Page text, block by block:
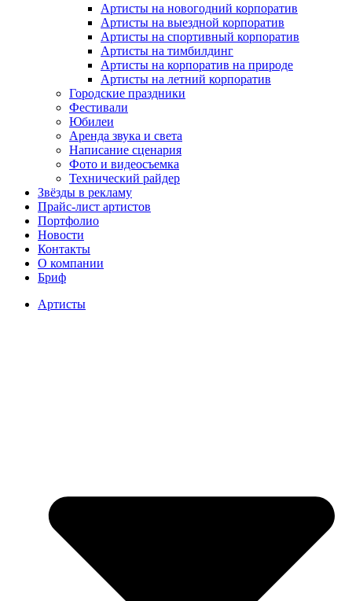
Артисты на новогодний корпоратив
Артисты на выездной корпоратив
Артисты на спортивный корпоратив
Артисты на тимбилдинг
Артисты на корпоратив на природе
Артисты на летний корпоратив
Городские праздники
Фестивали
Юбилеи
Аренда звука и света
Написание сценария
Фото и видеосъемка
Технический райдер
Звёзды в рекламу
Прайс-лист артистов
Портфолио
Новости
Контакты
О компании
Бриф
Артисты